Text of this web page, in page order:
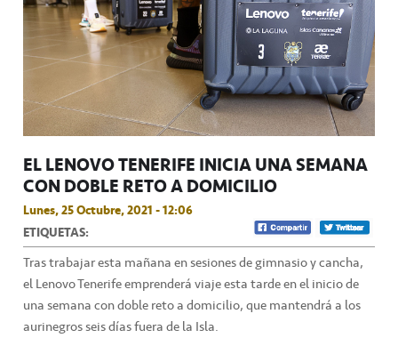
EL LENOVO TENERIFE INICIA UNA SEMANA
CON DOBLE RETO A DOMICILIO
Lunes, 25 Octubre, 2021 - 12:06
ETIQUETAS:
Tras trabajar esta mañana en sesiones de gimnasio y cancha,
el Lenovo Tenerife emprenderá viaje esta tarde en el inicio de
una semana con doble reto a domicilio, que mantendrá a los
aurinegros seis días fuera de la Isla.